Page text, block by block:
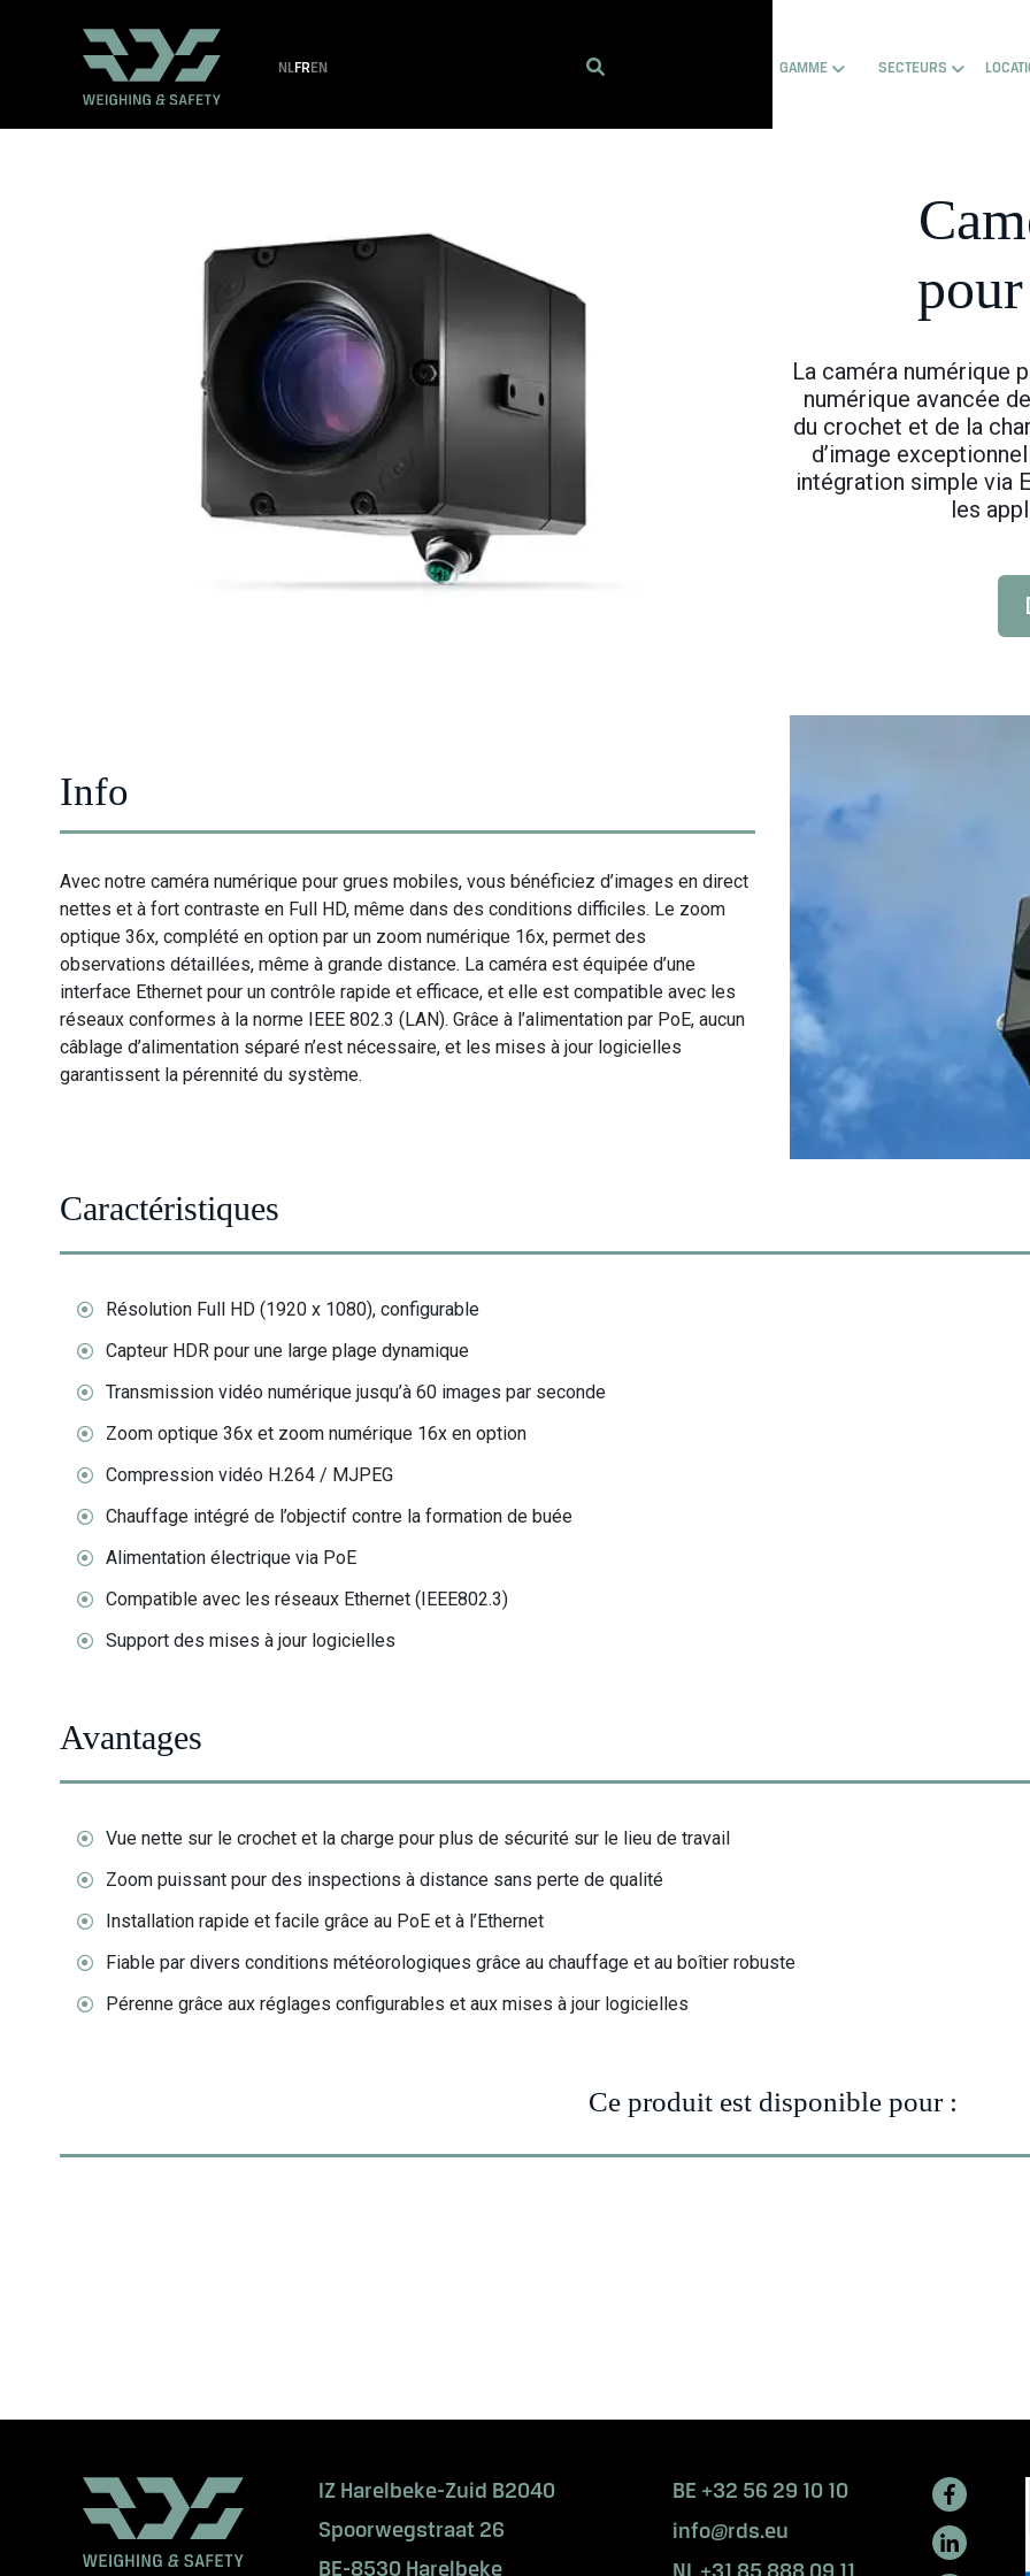
NLFREN GAMME Show submenu for
SECTEURS Show
La caméra numérique
numérique avancée
du crochet et de la
d’image
intégration simple via
les
Info
Avec notre caméra numérique pour grues mobiles, vous bénéficiez d’images en direct
nettes et à fort contraste en Full HD, même dans des conditions difficiles. Le zoom
optique 36x, complété en option par un zoom numérique 16x, permet des
observations détaillées, même à grande distance. La caméra est équipée d’une
interface Ethernet pour un contrôle rapide et efficace, et elle est compatible avec les
réseaux conformes à la norme IEEE 802.3 (LAN). Grâce à l’alimentation par PoE, aucun
câblage d’alimentation séparé n’est nécessaire, et les mises à jour logicielles
garantissent la pérennité du système.
Caractéristiques
Résolution Full HD (1920 x 1080), configurable
Capteur HDR pour une large plage dynamique
Transmission vidéo numérique jusqu’à 60 images par seconde
Zoom optique 36x et zoom numérique 16x en option
Compression vidéo H.264 / MJPEG
Chauffage intégré de l’objectif contre la formation de buée
Alimentation électrique via PoE
Compatible avec les réseaux Ethernet (IEEE802.3)
Support des mises à jour logicielles
Avantages
Vue nette sur le crochet et la charge pour plus de sécurité sur le lieu de travail
Zoom puissant pour des inspections à distance sans perte de qualité
Installation rapide et facile grâce au PoE et à l’Ethernet
Fiable par divers conditions météorologiques grâce au chauffage et au boîtier robuste
Pérenne grâce aux réglages configurables et aux mises à jour logicielles
Ce produit est disponible pour :
IZ Harelbeke-Zuid B2040
Spoorwegstraat 26
BE-8530 Harelbeke
BE +32 56 29 10 10
info@rds.eu
NL +31 85 888 09 11